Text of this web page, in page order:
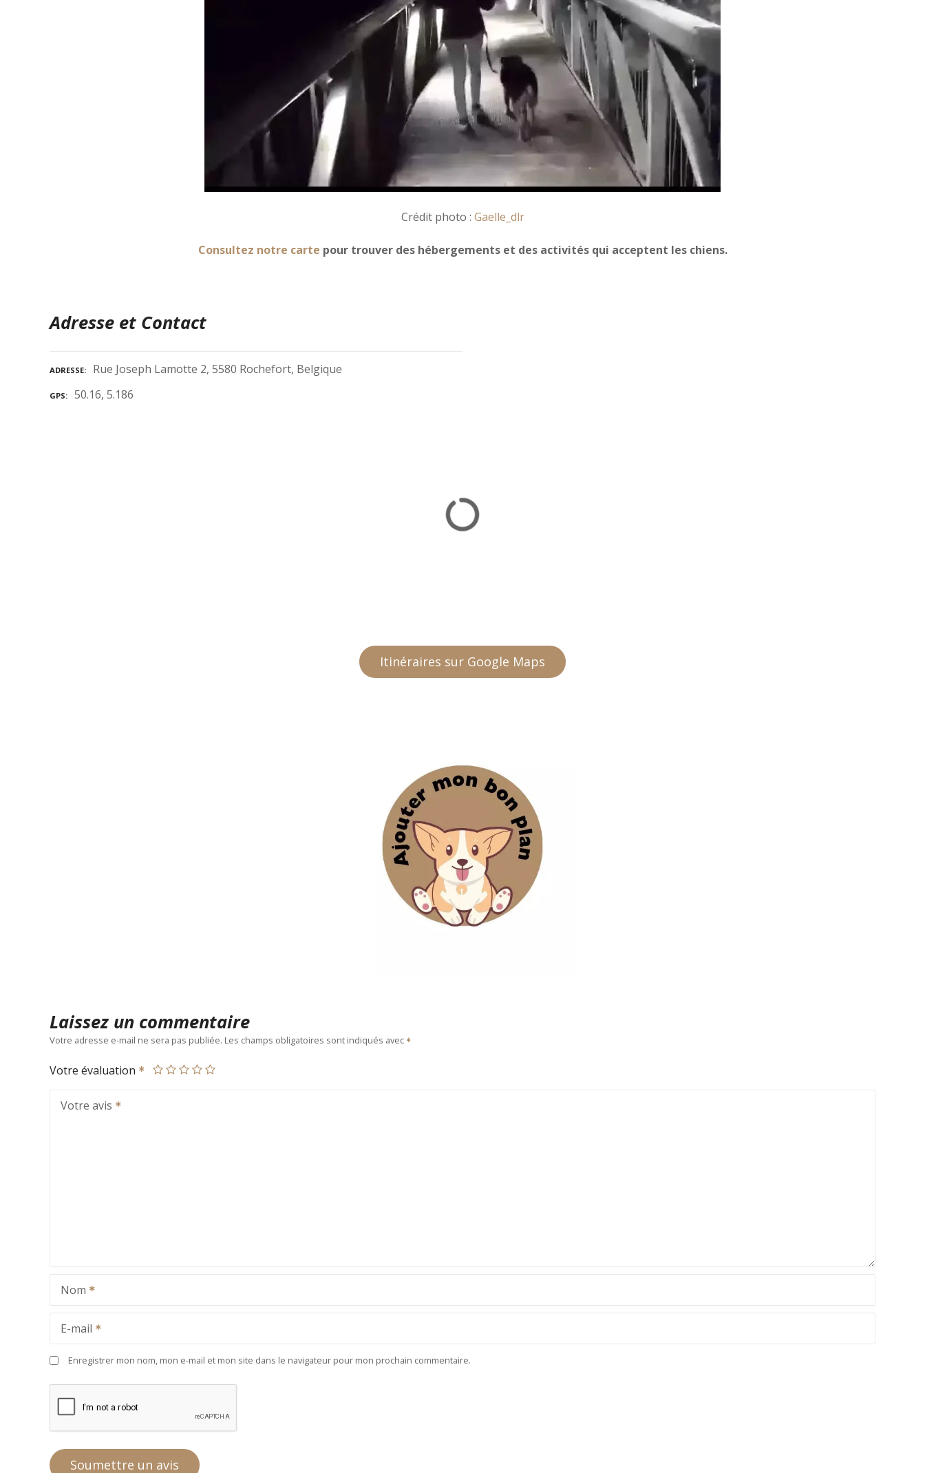
Crédit photo : Gaelle_dlr
Consultez notre carte pour trouver des hébergements et des activités qui acceptent les chiens.
Adresse et Contact
ADRESSE Rue Joseph Lamotte 2, 5580 Rochefort, Belgique
GPS 50.16, 5.186
Itinéraires sur Google Maps
Laissez un commentaire
Votre adresse e-mail ne sera pas publiée. Les champs obligatoires sont indiqués avec
Votre évaluation
Votre avis
Nom
E-mail
Enregistrer mon nom, mon e-mail et mon site dans le navigateur pour mon prochain commentaire.